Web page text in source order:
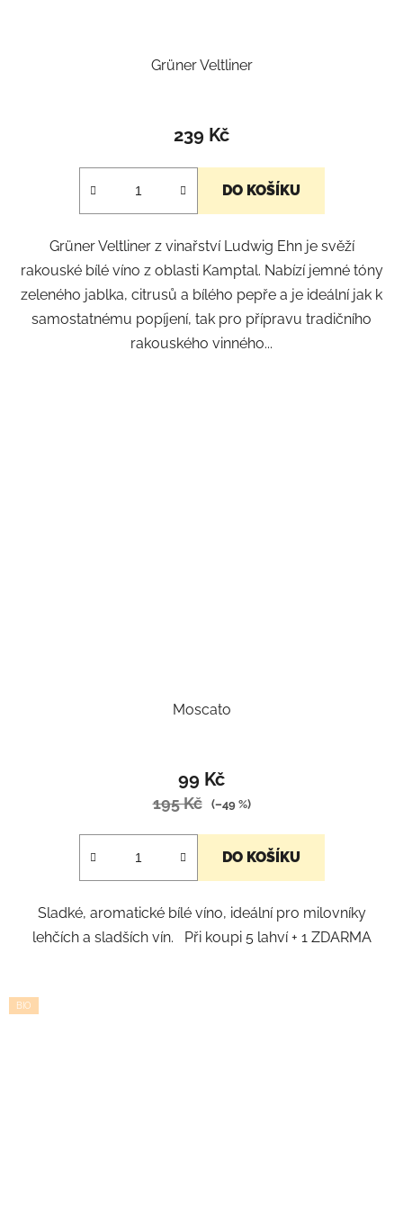
Grüner Veltliner
239 Kč
DO KOŠÍKU
Grüner Veltliner z vinařství Ludwig Ehn je svěží
rakouské bílé víno z oblasti Kamptal. Nabízí jemné tóny
zeleného jablka, citrusů a bílého pepře a je ideální jak k
samostatnému popíjení, tak pro přípravu tradičního
rakouského vinného...
Moscato
99 Kč
195 Kč (–49 %)
DO KOŠÍKU
Sladké, aromatické bílé víno, ideální pro milovníky
lehčích a sladších vín. Při koupi 5 lahví + 1 ZDARMA
BIO